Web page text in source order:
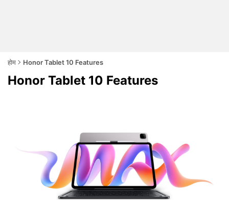
होम Honor Tablet 10 Features
Honor Tablet 10 Features